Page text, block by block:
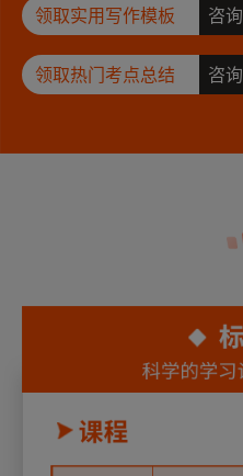
领取实用写作模板 咨询
领取热门考点总结 咨询